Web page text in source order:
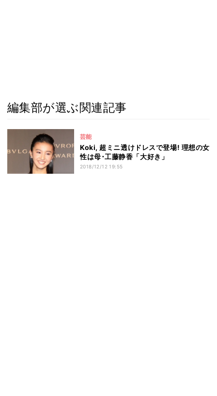
編集部が選ぶ関連記事
芸能
Koki, 超ミニ透けドレスで登場! 理想の女
性は母･工藤静香「大好き」
2018/12/12 19:55